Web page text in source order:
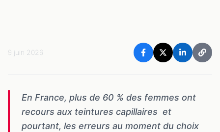
9 juin 2026
En France, plus de 60 % des femmes ont
recours aux teintures capillaires et
pourtant, les erreurs au moment du choix